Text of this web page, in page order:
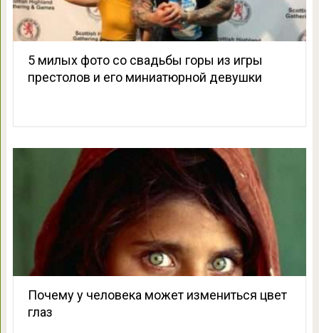
5 милых фото со свадьбы горы из игры
престолов и его миниатюрной девушки
Почему у человека может измениться цвет
глаз